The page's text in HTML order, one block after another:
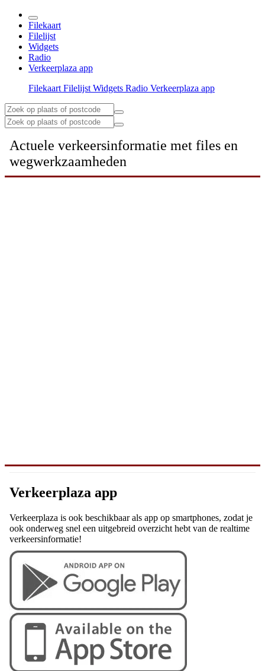
Filekaart
Filelijst
Widgets
Radio
Verkeerplaza app
Filekaart Filelijst Widgets Radio Verkeerplaza app
Actuele verkeersinformatie met files en
wegwerkzaamheden
Verkeerplaza app
Verkeerplaza is ook beschikbaar als app op smartphones, zodat je
ook onderweg snel een uitgebreid overzicht hebt van de realtime
verkeersinformatie!